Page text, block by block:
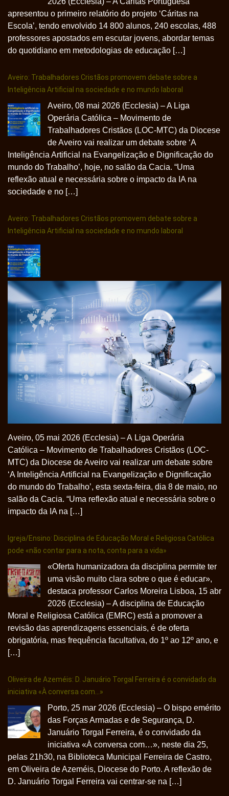
apresentou o primeiro relatório do projeto ‘Cáritas na
Escola’, tendo envolvido 14 800 alunos, 240 escolas, 488
professores apostados em escutar jovens, abordar temas
do quotidiano em metodologias de educação […]
Aveiro: Trabalhadores Cristãos promovem debate sobre a
Inteligência Artificial na sociedade e no mundo laboral
Aveiro, 08 mai 2026 (Ecclesia) – A Liga
Operária Católica – Movimento de
Trabalhadores Cristãos (LOC-MTC) da Diocese
de Aveiro vai realizar um debate sobre ‘A
Inteligência Artificial na Evangelização e Dignificação do
mundo do Trabalho’, hoje, no salão da Cacia. “Uma
reflexão atual e necessária sobre o impacto da IA na
sociedade e no […]
Aveiro: Trabalhadores Cristãos promovem debate sobre a
Inteligência Artificial na sociedade e no mundo laboral
Aveiro, 05 mai 2026 (Ecclesia) – A Liga Operária
Católica – Movimento de Trabalhadores Cristãos (LOC-
MTC) da Diocese de Aveiro vai realizar um debate sobre
‘A Inteligência Artificial na Evangelização e Dignificação
do mundo do Trabalho’, esta sexta-feira, dia 8 de maio, no
salão da Cacia. “Uma reflexão atual e necessária sobre o
impacto da IA na […]
Igreja/Ensino: Disciplina de Educação Moral e Religiosa Católica
pode «não contar para a nota, conta para a vida»
«Oferta humanizadora da disciplina permite ter
uma visão muito clara sobre o que é educar»,
destaca professor Carlos Moreira Lisboa, 15 abr
2026 (Ecclesia) – A disciplina de Educação
Moral e Religiosa Católica (EMRC) está a promover a
revisão das aprendizagens essenciais, é de oferta
obrigatória, mas frequência facultativa, do 1º ao 12º ano, e
[…]
Oliveira de Azeméis: D. Januário Torgal Ferreira é o convidado da
iniciativa «À conversa com…»
Porto, 25 mar 2026 (Ecclesia) – O bispo emérito
das Forças Armadas e de Segurança, D.
Januário Torgal Ferreira, é o convidado da
iniciativa «À conversa com…», neste dia 25,
pelas 21h30, na Biblioteca Municipal Ferreira de Castro,
em Oliveira de Azeméis, Diocese do Porto. A reflexão de
D. Januário Torgal Ferreira vai centrar-se na […]